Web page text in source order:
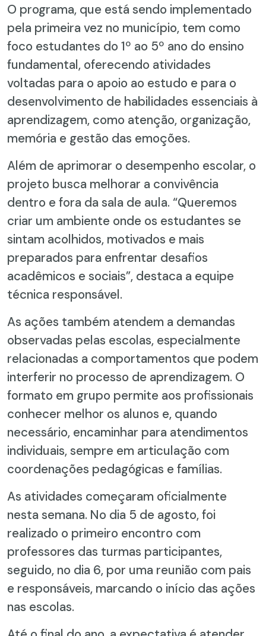
O programa, que está sendo implementado
pela primeira vez no município, tem como
foco estudantes do 1º ao 5º ano do ensino
fundamental, oferecendo atividades
voltadas para o apoio ao estudo e para o
desenvolvimento de habilidades essenciais à
aprendizagem, como atenção, organização,
memória e gestão das emoções.
Além de aprimorar o desempenho escolar, o
projeto busca melhorar a convivência
dentro e fora da sala de aula. “Queremos
criar um ambiente onde os estudantes se
sintam acolhidos, motivados e mais
preparados para enfrentar desafios
acadêmicos e sociais”, destaca a equipe
técnica responsável.
As ações também atendem a demandas
observadas pelas escolas, especialmente
relacionadas a comportamentos que podem
interferir no processo de aprendizagem. O
formato em grupo permite aos profissionais
conhecer melhor os alunos e, quando
necessário, encaminhar para atendimentos
individuais, sempre em articulação com
coordenações pedagógicas e famílias.
As atividades começaram oficialmente
nesta semana. No dia 5 de agosto, foi
realizado o primeiro encontro com
professores das turmas participantes,
seguido, no dia 6, por uma reunião com pais
e responsáveis, marcando o início das ações
nas escolas.